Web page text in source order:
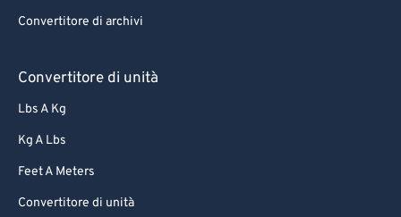
Convertitore di archivi
Convertitore di unità
Lbs A Kg
Kg A Lbs
Feet A Meters
Convertitore di unità